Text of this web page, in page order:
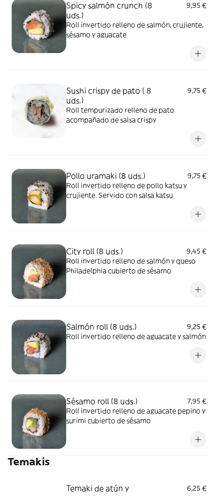
Spicy salmón crunch (8
uds.)
9,95 €
Roll invertido relleno de salmón, crujiente,
sésamo y aguacate
Sushi crispy de pato ( 8
uds.)
9,75 €
Roll tempurizado relleno de pato
acompañado de salsa crispy
Pollo uramaki (8 uds.)
9,75 €
Roll invertido relleno de pollo katsu y
crujiente. Servido con salsa katsu
City roll (8 uds.)
9,45 €
Roll invertido relleno de salmón y queso
Philadelphia cubierto de sésamo
Salmón roll (8 uds.)
9,25 €
Roll invertido relleno de aguacate y salmón
Sésamo roll (8 uds.)
7,95 €
Roll invertido relleno de aguacate pepino y
surimi cubierto de sésamo
Temakis
Temaki de atún y
6,25 €